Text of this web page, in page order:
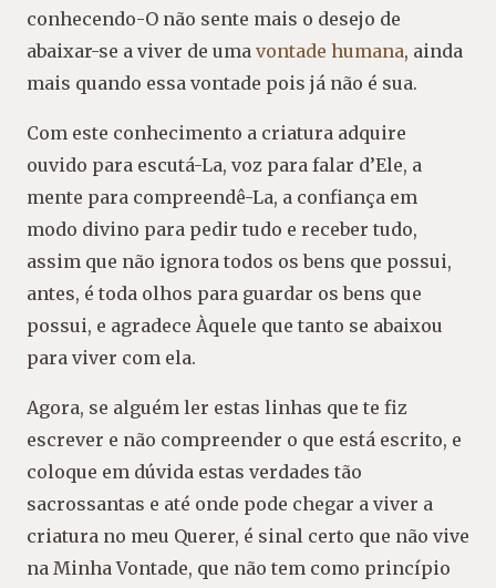
conhecendo-O não sente mais o desejo de
abaixar-se a viver de uma vontade humana, ainda
mais quando essa vontade pois já não é sua.
Com este conhecimento a criatura adquire
ouvido para escutá-La, voz para falar d’Ele, a
mente para compreendê-La, a confiança em
modo divino para pedir tudo e receber tudo,
assim que não ignora todos os bens que possui,
antes, é toda olhos para guardar os bens que
possui, e agradece Àquele que tanto se abaixou
para viver com ela.
Agora, se alguém ler estas linhas que te fiz
escrever e não compreender o que está escrito, e
coloque em dúvida estas verdades tão
sacrossantas e até onde pode chegar a viver a
criatura no meu Querer, é sinal certo que não vive
na Minha Vontade, que não tem como princípio